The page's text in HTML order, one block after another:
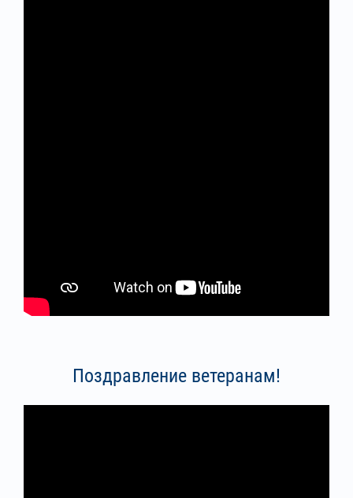
Поздравление ветеранам!